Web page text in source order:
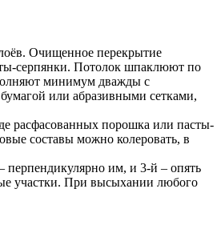
Очищенное перекрытие
серпянки. Потолок шпаклюют по
минимум дважды с
или абразивными сетками,
расфасованных порошка или пасты-
составы можно колеровать, в
перпендикулярно им, и 3-й – опять
участки. При высыхании любого